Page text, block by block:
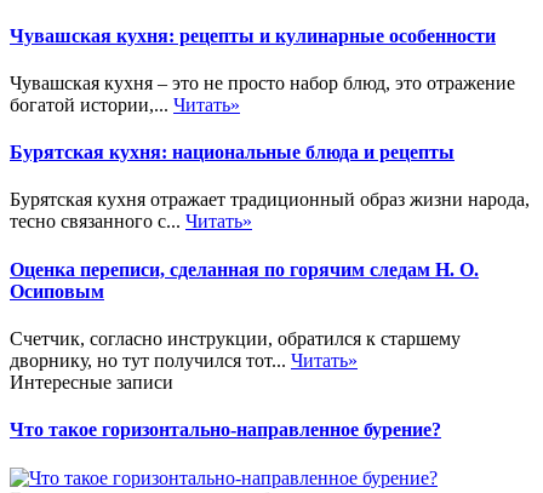
Чувашская кухня: рецепты и кулинарные особенности
Чувашская кухня – это не просто набор блюд, это отражение
богатой истории,... Читать»
Бурятская кухня: национальные блюда и рецепты
Бурятская кухня отражает традиционный образ жизни народа,
тесно связанного с... Читать»
Оценка переписи, сделанная по горячим следам Н. О.
Осиповым
Счетчик, согласно инструкции, обратился к старшему
дворнику, но тут получился тот... Читать»
Интересные записи
Что такое горизонтально-направленное бурение?